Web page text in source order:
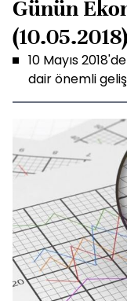
Günün
(10.05.2018)
10 Mayıs
dair önemli